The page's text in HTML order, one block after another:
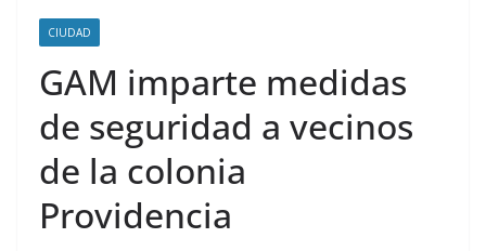
CIUDAD
GAM imparte medidas
de seguridad a vecinos
de la colonia
Providencia